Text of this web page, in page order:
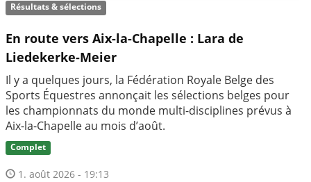
Résultats & sélections
En route vers Aix-la-Chapelle : Lara de
Liedekerke-Meier
Il y a quelques jours, la Fédération Royale Belge des
Sports Équestres annonçait les sélections belges pour
les championnats du monde multi-disciplines prévus à
Aix-la-Chapelle au mois d’août.
Complet
1. août 2026 - 19:13